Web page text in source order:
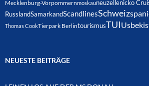
Mecklenburg-Vorpommernmoskauneuzellenicko
RusslandSamarkandScandlinesSchweiz
Thomas CookTierpark BerlintourismusTUI
NEUESTE BEITRÄGE